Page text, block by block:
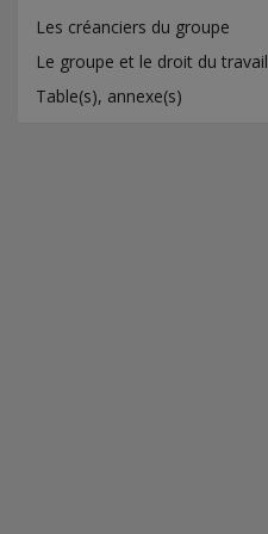
Les créanciers du groupe
Le groupe et le droit du travail
Table(s), annexe(s)